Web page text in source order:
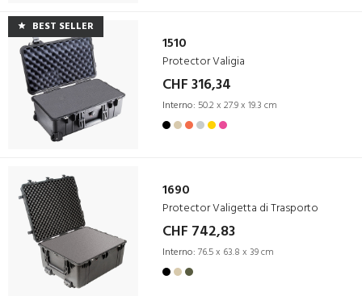
BEST SELLER
1510
Protector Valigia
CHF 316,34
Interno: 50.2 x 27.9 x 19.3 cm
1690
Protector Valigetta di Trasporto
CHF 742,83
Interno: 76.5 x 63.8 x 39 cm